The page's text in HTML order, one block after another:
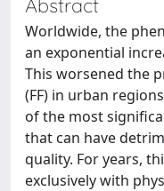
Abstract
Worldwide, the
an exponential
This worsened the
(FF) in urban
of the most
that can have
quality. For years,
exclusively with